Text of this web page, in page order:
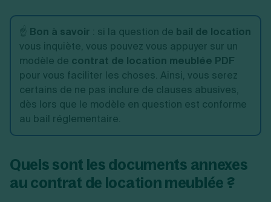
☝️ Bon à savoir : si la question de bail de location
vous inquiète, vous pouvez vous appuyer sur un
modèle de contrat de location meublée PDF
pour vous faciliter les choses. Ainsi, vous serez
certains de ne pas inclure de clauses abusives,
dès lors que le modèle en question est conforme
au bail réglementaire.
Quels sont les documents annexes
au contrat de location meublée ?